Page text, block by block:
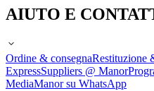
AIUTO E
Ordine & consegnaRestituzione
ExpressSuppliers @ Manor
MediaManor su WhatsApp